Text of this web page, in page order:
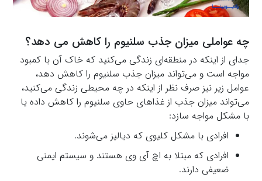
چه عواملی میزان جذب سلنیوم را کاهش می دهد؟
جدای از اینکه در منطقه‌ای زندگی می‌کنید که خاک آن با کمبود
مواجه است و می‌تواند میزان جذب سلنیوم را کاهش دهد،
عوامل زیر نیز صرف نظر از اینکه در چه محیطی زندگی می‌کنید،
می‌تواند میزان جذب از غذاهای حاوی سلنیوم را کاهش داده یا
با مشکل مواجه سازد:
افرادی با مشکل کلیوی که دیالیز می‌شوند.
افرادی که مبتلا به اچ آی وی هستند و سیستم ایمنی
ضعیفی دارند.